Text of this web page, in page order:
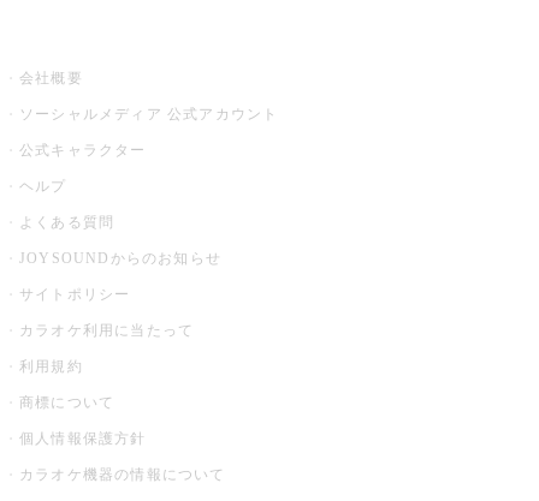
会社概要
ソーシャルメディア 公式アカウント
公式キャラクター
ヘルプ
よくある質問
JOYSOUNDからのお知らせ
サイトポリシー
カラオケ利用に当たって
利用規約
商標について
個人情報保護方針
カラオケ機器の情報について